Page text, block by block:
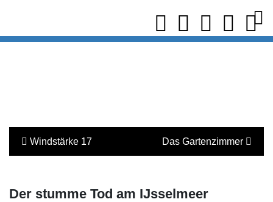
Windstärke 17 Das Gartenzimmer
Der stumme Tod am IJsselmeer